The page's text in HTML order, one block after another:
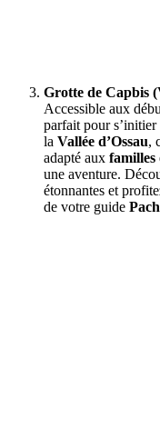
Grotte de Capbis
Accessible aux
parfait pour s’initier
la Vallée d’Ossau,
adapté aux familles
une aventure.
étonnantes et
de votre guide